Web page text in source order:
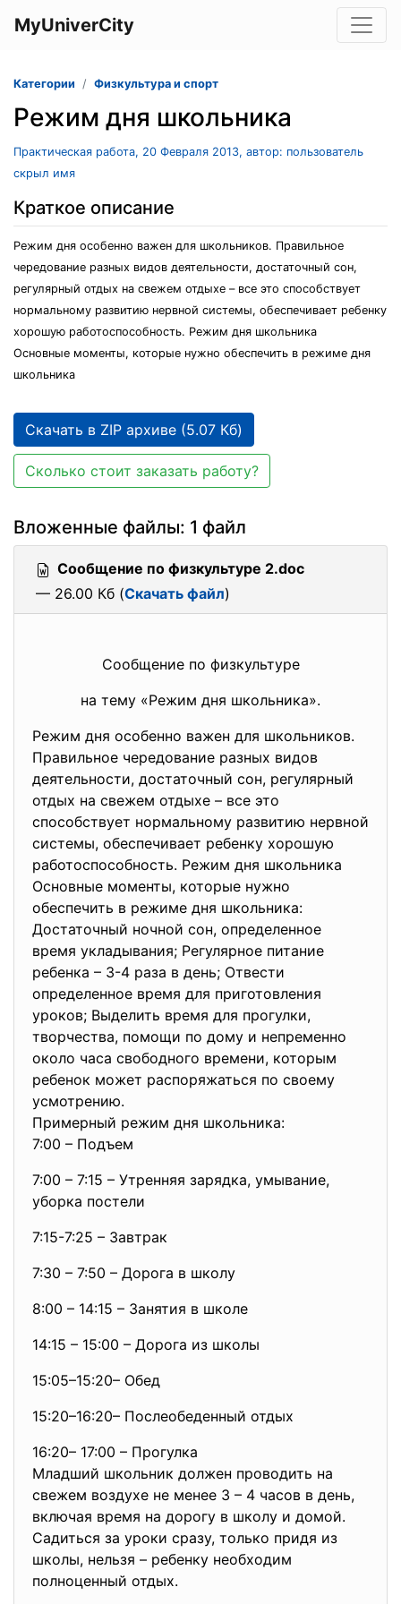
MyUniverCity
Категории Физкультура и спорт
Режим дня школьника
Практическая работа, 20 Февраля 2013, автор: пользователь
скрыл имя
Краткое описание
Режим дня особенно важен для школьников. Правильное
чередование разных видов деятельности, достаточный сон,
регулярный отдых на свежем отдыхе – все это способствует
нормальному развитию нервной системы, обеспечивает ребенку
хорошую работоспособность. Режим дня школьника
Основные моменты, которые нужно обеспечить в режиме дня
школьника
Скачать в ZIP архиве (5.07 Кб)
Сколько стоит заказать работу?
Вложенные файлы: 1 файл
Сообщение по физкультуре 2.doc
— 26.00 Кб (Скачать файл)
Сообщение по физкультуре
на тему «Режим дня школьника».
Режим дня особенно важен для школьников.
Правильное чередование разных видов
деятельности, достаточный сон, регулярный
отдых на свежем отдыхе – все это
способствует нормальному развитию нервной
системы, обеспечивает ребенку хорошую
работоспособность. Режим дня школьника
Основные моменты, которые нужно
обеспечить в режиме дня школьника:
Достаточный ночной сон, определенное
время укладывания; Регулярное питание
ребенка – 3-4 раза в день; Отвести
определенное время для приготовления
уроков; Выделить время для прогулки,
творчества, помощи по дому и непременно
около часа свободного времени, которым
ребенок может распоряжаться по своему
усмотрению.
Примерный режим дня школьника:
7:00 – Подъем
7:00 – 7:15 – Утренняя зарядка, умывание,
уборка постели
7:15-7:25 – Завтрак
7:30 – 7:50 – Дорога в школу
8:00 – 14:15 – Занятия в школе
14:15 – 15:00 – Дорога из школы
15:05–15:20– Обед
15:20–16:20– Послеобеденный отдых
16:20– 17:00 – Прогулка
Младший школьник должен проводить на
свежем воздухе не менее 3 – 4 часов в день,
включая время на дорогу в школу и домой.
Садиться за уроки сразу, только придя из
школы, нельзя – ребенку необходим
полноценный отдых.